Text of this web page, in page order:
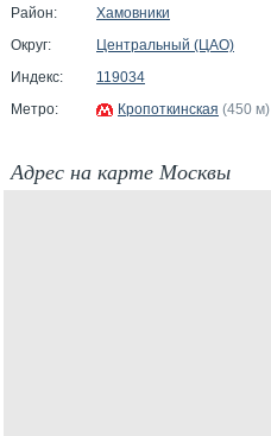
Район:
Хамовники
Округ:
Центральный (ЦАО)
Индекс:
119034
Метро:
Кропоткинская (450 м)
Адрес на карте Москвы